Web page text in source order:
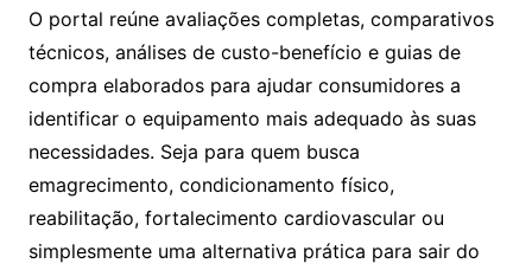
O portal reúne avaliações completas, comparativos
técnicos, análises de custo-benefício e guias de
compra elaborados para ajudar consumidores a
identificar o equipamento mais adequado às suas
necessidades. Seja para quem busca
emagrecimento, condicionamento físico,
reabilitação, fortalecimento cardiovascular ou
simplesmente uma alternativa prática para sair do